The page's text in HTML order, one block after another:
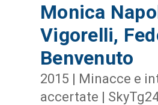
Monica
Vigorelli,
Benvenuto
2015 | Minacce e
accertate |